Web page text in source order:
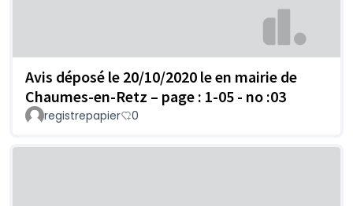
Avis déposé le 20/10/2020 le en mairie de
Chaumes-en-Retz – page : 1-05 - no :03
registrepapier 0